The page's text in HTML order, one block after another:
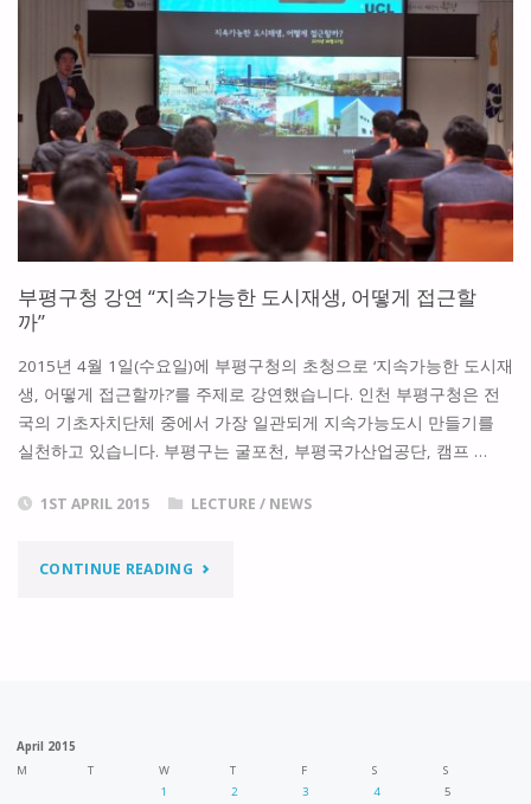
물
관
강
연
“전
통
과
현
대
가
부평구청 강연 “지속가능한 도시재생, 어떻게 접근할
까”
2015년 4월 1일(수요일)에 부평구청의 초청으로 ‘지속가능한 도시재
생, 어떻게 접근할까?’를 주제로 강연했습니다. 인천 부평구청은 전
국의 기초자치단체 중에서 가장 일관되게 지속가능도시 만들기를
실천하고 있습니다. 부평구는 굴포천, 부평국가산업공단, 캠프 …
1ST APRIL 2015 LECTURE / NEWS
CONTINUE READING"부
April 2015
M
T W T F S
S
1
2 3 4
5